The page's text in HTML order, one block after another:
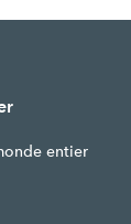
entier